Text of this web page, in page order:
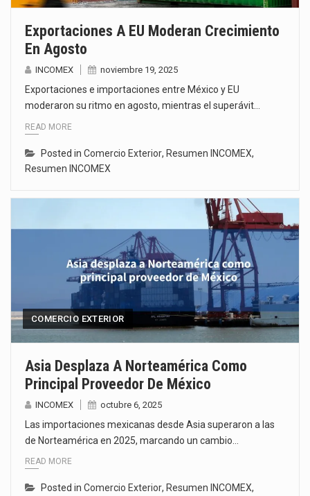
Exportaciones A EU Moderan Crecimiento
En Agosto
INCOMEX noviembre 19, 2025
Exportaciones e importaciones entre México y EU
moderaron su ritmo en agosto, mientras el superávit…
READ MORE
Posted in Comercio Exterior, Resumen INCOMEX,
Resumen INCOMEX
COMERCIO EXTERIOR
Asia Desplaza A Norteamérica Como
Principal Proveedor De México
INCOMEX octubre 6, 2025
Las importaciones mexicanas desde Asia superaron a las
de Norteamérica en 2025, marcando un cambio…
READ MORE
Posted in Comercio Exterior, Resumen INCOMEX,